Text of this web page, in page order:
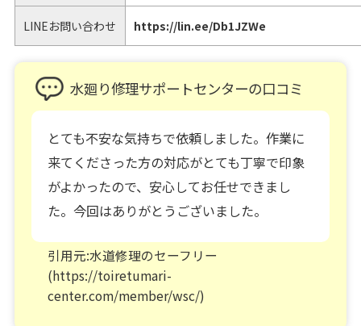
LINEお問い合わせ https://lin.ee/Db1JZWe
水廻り修理サポートセンターの口コミ
とても不安な気持ちで依頼しました。作業に
来てくださった方の対応がとても丁寧で印象
がよかったので、安心してお任せできまし
た。今回はありがとうございました。
引用元:水道修理のセーフリー
(https://toiretumari-
center.com/member/wsc/)